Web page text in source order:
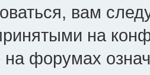
вам
на
на форумах